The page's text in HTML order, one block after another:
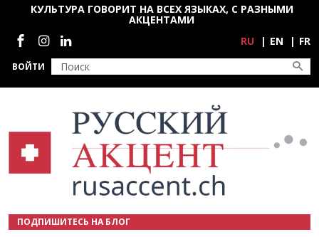
Перейти к основному содержанию
ВОЙТИ
КУЛЬТУРА ГОВОРИТ НА ВСЕХ ЯЗЫКАХ, С РАЗНЫМИ
АКЦЕНТАМИ
Социальные сети
RU EN FR
ПОДПИШИТЕСЬ НА БЛОГ